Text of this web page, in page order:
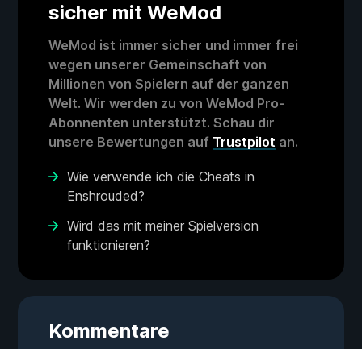
sicher mit WeMod
WeMod ist immer sicher und immer frei
wegen unserer Gemeinschaft von
Millionen von Spielern auf der ganzen
Welt. Wir werden zu von WeMod Pro-
Abonnenten unterstützt. Schau dir
unsere Bewertungen auf Trustpilot an.
Wie verwende ich die Cheats in
Enshrouded?
Wird das mit meiner Spielversion
funktionieren?
Kommentare